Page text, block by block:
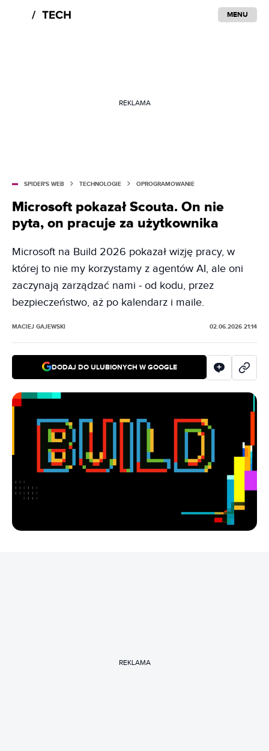
MENU
REKLAMA
SPIDER'S WEB TECHNOLOGIE OPROGRAMOWANIE
Microsoft pokazał Scouta. On nie
pyta, on pracuje za użytkownika
Microsoft na Build 2026 pokazał wizję pracy, w
której to nie my korzystamy z agentów AI, ale oni
zaczynają zarządzać nami - od kodu, przez
bezpieczeństwo, aż po kalendarz i maile.
MACIEJ GAJEWSKI 02.06.2026 21:14
DODAJ DO ULUBIONYCH W GOOGLE
REKLAMA